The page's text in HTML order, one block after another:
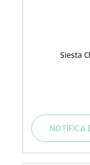
Siesta
NOTIFICA